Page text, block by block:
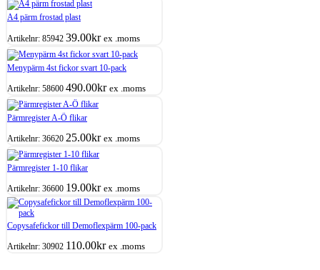
A4 pärm frostad plast
Artikelnr: 85942 39.00kr ex .moms
Menypärm 4st fickor svart 10-pack
Artikelnr: 58600 490.00kr ex .moms
Pärmregister A-Ö flikar
Artikelnr: 36620 25.00kr ex .moms
Pärmregister 1-10 flikar
Artikelnr: 36600 19.00kr ex .moms
Copysafefickor till Demoflexpärm 100-pack
Artikelnr: 30902 110.00kr ex .moms